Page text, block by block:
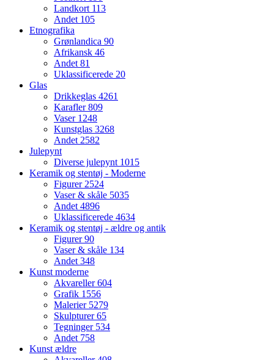
Landkort 113
Andet 105
Etnografika
Grønlandica 90
Afrikansk 46
Andet81
Uklassificerede 20
Glas
Drikkeglas 4261
Karafler809
Vaser 1248
Kunstglas 3268
Andet2582
Julepynt
Diverse julepynt 1015
Keramik og stentøj - Moderne
Figurer2524
Vaser & skåle 5035
Andet4896
Uklassificerede 4634
Keramik og stentøj - ældre og antik
Figurer90
Vaser & skåle 134
Andet348
Kunst moderne
Akvareller604
Grafik 1556
Malerier 5279
Skulpturer65
Tegninger 534
Andet 758
Kunst ældre